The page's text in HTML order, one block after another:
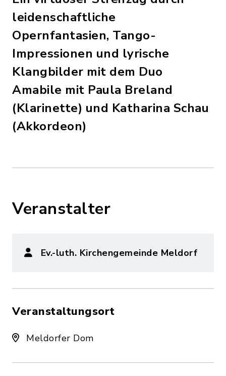
leidenschaftliche
Opernfantasien, Tango-
Impressionen und lyrische
Klangbilder mit dem Duo
Amabile mit Paula Breland
(Klarinette) und Katharina Schau
(Akkordeon)
Veranstalter
Ev.-luth. Kirchengemeinde Meldorf
Veranstaltungsort
Meldorfer Dom